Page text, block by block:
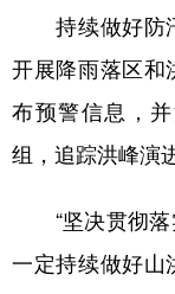
持续做好防汛
开展降雨落区和
布预警信息，
组，追踪洪峰演
“坚决贯彻落
一定持续做好山